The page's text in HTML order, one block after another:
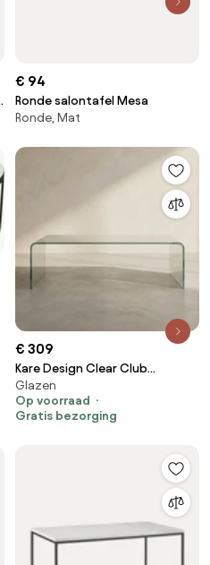
€ 94
Ronde salontafel Mesa
Ronde, Mat
€ 309
Kare Design Clear Club
Salontafel Gebogen Glas 120
Cm - 120 X 60cm.
Glazen
Op voorraad
Gratis bezorging